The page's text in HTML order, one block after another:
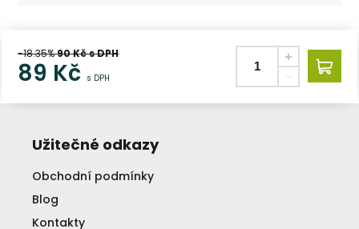
-18.35%90Kč s DPH
89 Kč s DPH
Užitečné odkazy
Obchodní podmínky
Blog
Kontakty